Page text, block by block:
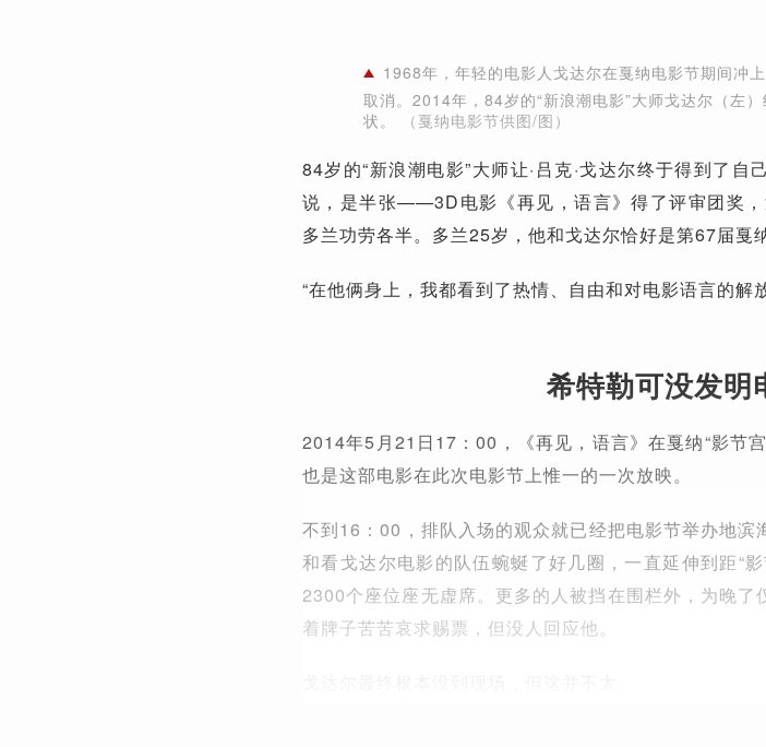
1968年，年轻的电影人戈达尔在戛纳电影节期间冲
取消。2014年，84岁的“新浪潮电影”大师戈达尔（左
状。
（戛纳电影节供图/图）
84岁的“新浪潮电影”大师让·吕克·戈达尔终于得到了
说，是半张——3D电影《再见，语言》得了评审团奖，
多兰功劳各半。多兰25岁，他和戈达尔恰好是第67届戛
“在他俩身上，我都看到了热情、自由和对电影语言的解
希特勒可没发明
2014年5月21日17：00，《再见，语言》在戛纳“影
也是这部电影在此次电影节上惟一的一次放映。
不到16：00，排队入场的观众就已经把电影节举办地
和看戈达尔电影的队伍蜿蜒了好几圈，一直延伸到距“
2300个座位座无虚席。更多的人被挡在围栏外，为晚了
着牌子苦苦哀求赐票，但没人回应他。